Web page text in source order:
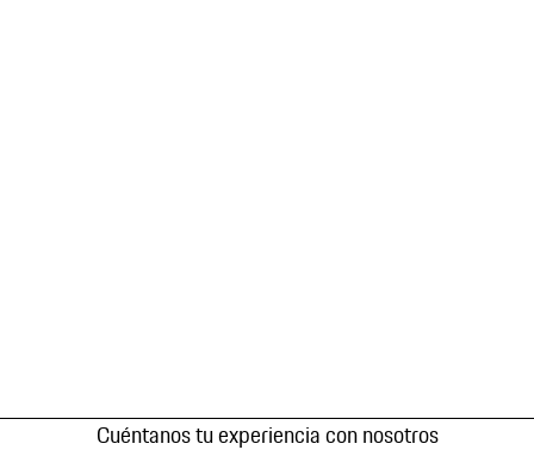
Cuéntanos tu experiencia con nosotros